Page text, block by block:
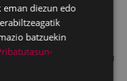
eta Gazte
abeslari gazteek goi
duten
helburuarekin sortu
artistiko honek
eman diezun edo
batzuekin